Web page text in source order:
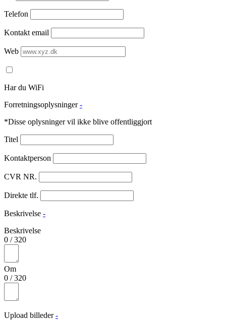
Telefon
Kontakt email
Web
Har du WiFi
Forretningsoplysninger -
*Disse oplysninger vil ikke blive offentliggjort
Titel
Kontaktperson
CVR NR.
Direkte tlf.
Beskrivelse -
Beskrivelse
0 /320
Om
0 /320
Upload billeder -